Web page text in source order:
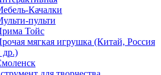
Качалки
пульти
Тойс
мягкая игрушка (Китай, Россия
др.)